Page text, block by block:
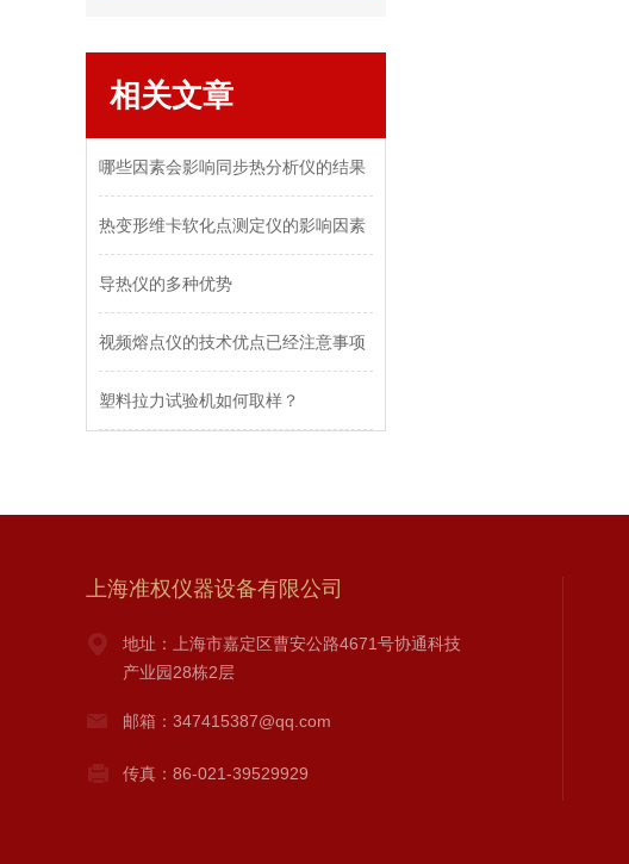
相关文章
哪些因素会影响同步热分析仪的结果
热变形维卡软化点测定仪的影响因素
导热仪的多种优势
视频熔点仪的技术优点已经注意事项
塑料拉力试验机如何取样？
上海准权仪器设备有限公司
地址：上海市嘉定区曹安公路4671号协通科技
产业园28栋2层
邮箱：347415387@qq.com
传真：86-021-39529929